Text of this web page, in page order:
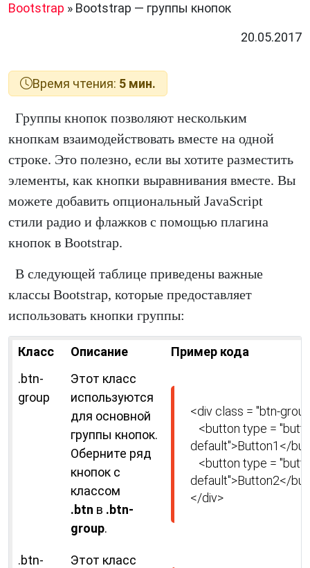
Bootstrap » Bootstrap — группы кнопок
20.05.2017
Время чтения: 5 мин.
Группы кнопок позволяют нескольким
кнопкам взаимодействовать вместе на одной
строке. Это полезно, если вы хотите разместить
элементы, как кнопки выравнивания вместе. Вы
можете добавить опциональный JavaScript
стили радио и флажков с помощью плагина
кнопок в Bootstrap.
В следующей таблице приведены важные
классы Bootstrap, которые предоставляет
использовать кнопки группы:
Класс Описание
Пример кода
.btn-
group
Этот класс
используются
для основной
группы кнопок.
Оберните ряд
кнопок с
классом
.btn в .btn-
group.
<div class = "btn-
default">Button1</
default">Button2</
</div>
.btn-
Этот класс